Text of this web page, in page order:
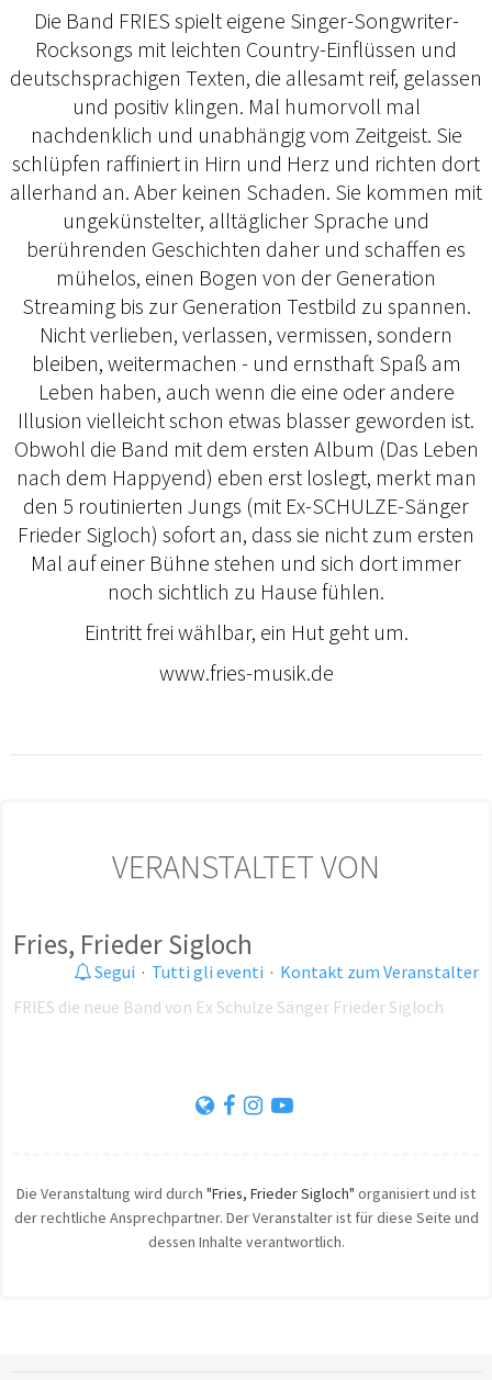
Die Band FRIES spielt eigene Singer-Songwriter-
Rocksongs mit leichten Country-Einflüssen und
deutschsprachigen Texten, die allesamt reif, gelassen
und positiv klingen. Mal humorvoll mal
nachdenklich und unabhängig vom Zeitgeist. Sie
schlüpfen raffiniert in Hirn und Herz und richten dort
allerhand an. Aber keinen Schaden. Sie kommen mit
ungekünstelter, alltäglicher Sprache und
berührenden Geschichten daher und schaffen es
mühelos, einen Bogen von der Generation
Streaming bis zur Generation Testbild zu spannen.
Nicht verlieben, verlassen, vermissen, sondern
bleiben, weitermachen - und ernsthaft Spaß am
Leben haben, auch wenn die eine oder andere
Illusion vielleicht schon etwas blasser geworden ist.
Obwohl die Band mit dem ersten Album (Das Leben
nach dem Happyend) eben erst loslegt, merkt man
den 5 routinierten Jungs (mit Ex-SCHULZE-Sänger
Frieder Sigloch) sofort an, dass sie nicht zum ersten
Mal auf einer Bühne stehen und sich dort immer
noch sichtlich zu Hause fühlen.
Eintritt frei wählbar, ein Hut geht um.
www.fries-musik.de
VERANSTALTET VON
Fries, Frieder Sigloch
Segui · Tutti gli eventi · Kontakt zum Veranstalter
FRIES die neue Band von Ex Schulze Sänger Frieder Sigloch
Die Veranstaltung wird durch "Fries, Frieder Sigloch" organisiert und ist
der rechtliche Ansprechpartner. Der Veranstalter ist für diese Seite und
dessen Inhalte verantwortlich.